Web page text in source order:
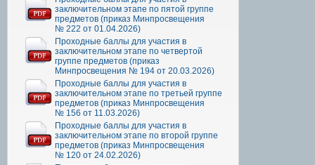
заключительном этапе по пятой группе
предметов (приказ Минпросвещения
№ 222 от 01.04.2026)
Проходные баллы для участия в
заключительном этапе по четвертой
группе предметов (приказ
Минпросвещения № 194 от 20.03.2026)
Проходные баллы для участия в
заключительном этапе по третьей группе
предметов (приказ Минпросвещения
№ 156 от 11.03.2026)
Проходные баллы для участия в
заключительном этапе по второй группе
предметов (приказ Минпросвещения
№ 120 от 24.02.2026)